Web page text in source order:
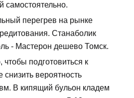
самостоятельно.
перегрев на рынке
Станаболик
- Мастерон дешево Томск.
подготовиться к
снизить вероятность
В кипящий бульон кладем